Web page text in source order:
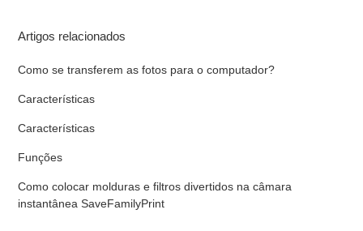
Artigos relacionados
Como se transferem as fotos para o computador?
Características
Características
Funções
Como colocar molduras e filtros divertidos na câmara
instantânea SaveFamilyPrint